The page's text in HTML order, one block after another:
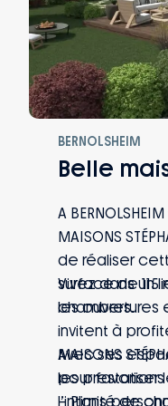
BERNOLSHEIM
Belle
A
MAISONS
de réaliser
surface de 115
chambres.
Vivez dans un
les ouvertures
invitent à
Avec ses
pour favoriser
l’intimité de
MAISONS
– Plans